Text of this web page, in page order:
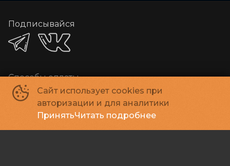
Сайт использует cookies при
авторизации и для аналитики
ПринятьЧитать подробнее
Подписывайся
Способы оплаты
Контакты
Администратор +7 384-29-03000